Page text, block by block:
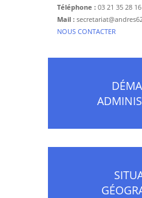
Téléphone : 03 21 35 28 16
Mail :
​NOUS CONTACTER